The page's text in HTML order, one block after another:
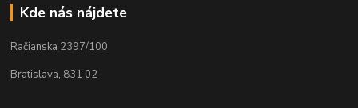
Kde nás nájdete
Račianska 2397/100
Bratislava, 831 02